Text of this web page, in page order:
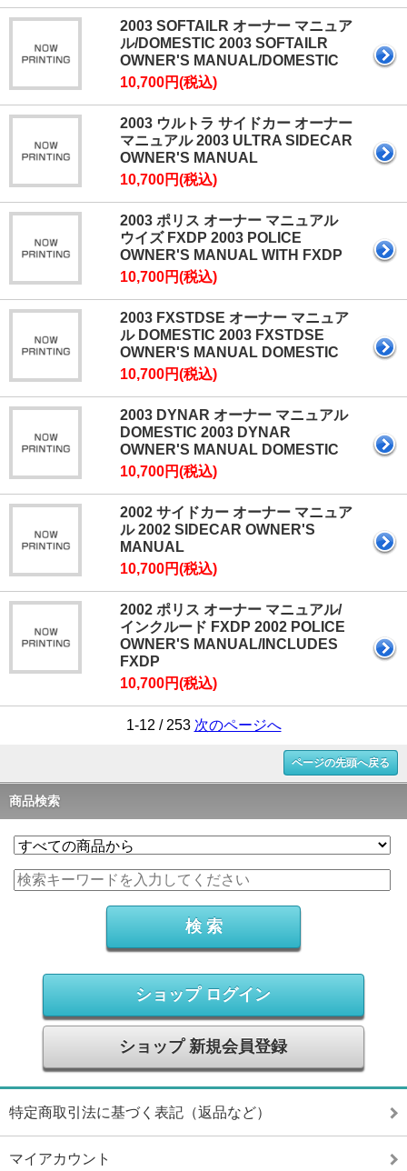
2003 SOFTAILR オーナー マニュア
ル/DOMESTIC 2003 SOFTAILR
OWNER'S MANUAL/DOMESTIC
10,700円(税込)
2003 ウルトラ サイドカー オーナー
マニュアル 2003 ULTRA SIDECAR
OWNER'S MANUAL
10,700円(税込)
2003 ポリス オーナー マニュアル
ウイズ FXDP 2003 POLICE
OWNER'S MANUAL WITH FXDP
10,700円(税込)
2003 FXSTDSE オーナー マニュア
ル DOMESTIC 2003 FXSTDSE
OWNER'S MANUAL DOMESTIC
10,700円(税込)
2003 DYNAR オーナー マニュアル
DOMESTIC 2003 DYNAR
OWNER'S MANUAL DOMESTIC
10,700円(税込)
2002 サイドカー オーナー マニュア
ル 2002 SIDECAR OWNER'S
MANUAL
10,700円(税込)
2002 ポリス オーナー マニュアル/
インクルード FXDP 2002 POLICE
OWNER'S MANUAL/INCLUDES
FXDP
10,700円(税込)
1-12 / 253 次のページへ
ページの先頭へ戻る
商品検索
ショップ ログイン
ショップ 新規会員登録
特定商取引法に基づく表記（返品など）
マイアカウント